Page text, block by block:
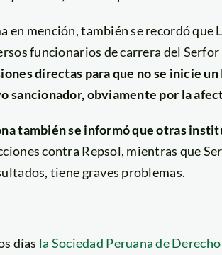
en mención, también se recordó
funcionarios de carrera del
directas para que no se inicie
sancionador, obviamente por la
también se informó que otras
contra Repsol, mientras que
tiene graves problemas.
días la Sociedad Peruana de